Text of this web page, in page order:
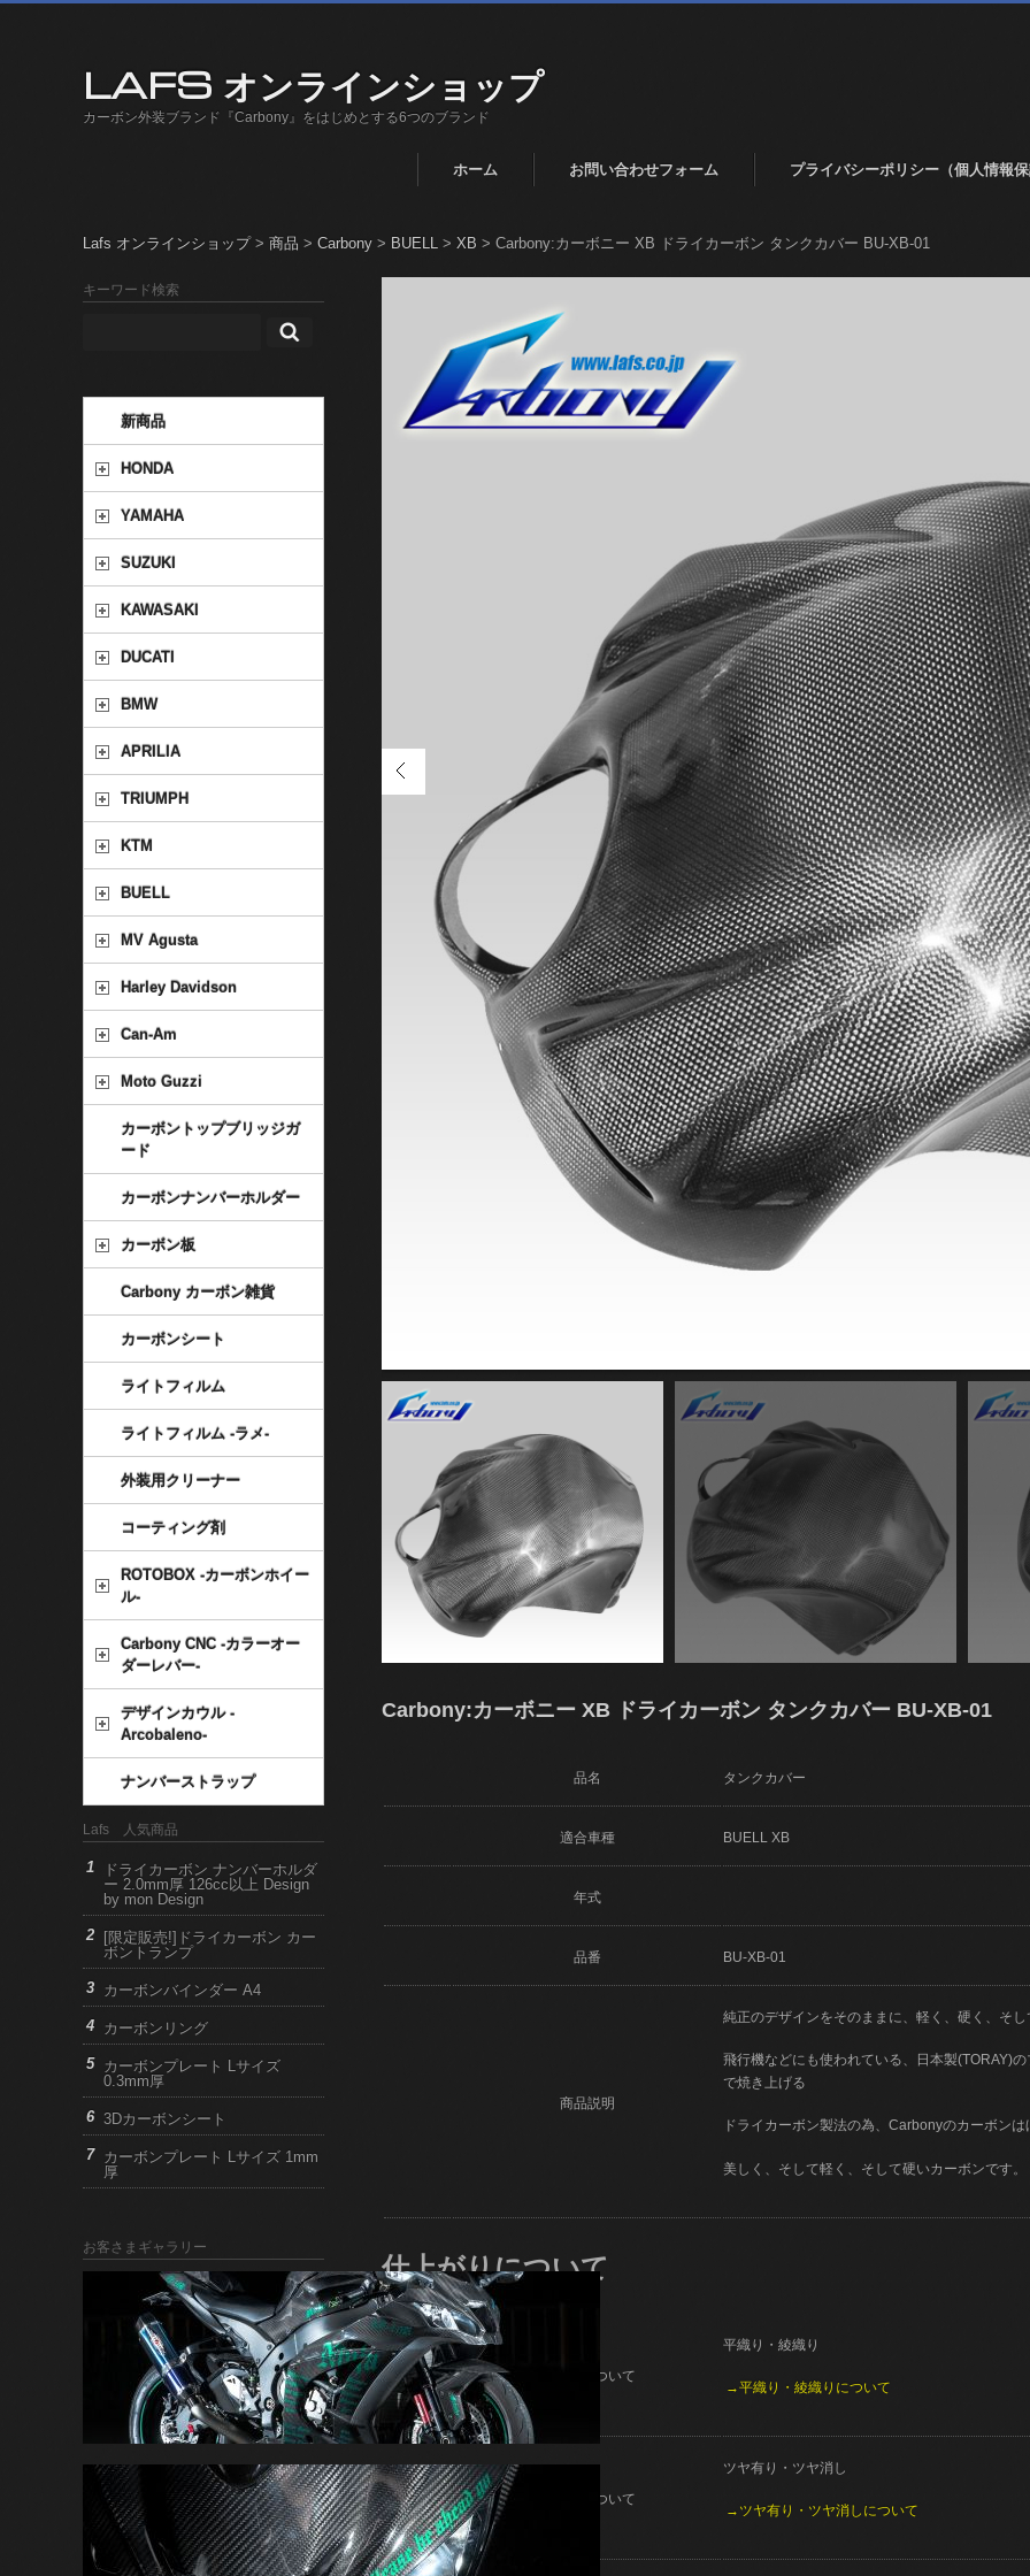
LAFS オンラインショップ
カーボン外装ブランド『Carbony』をはじめとする6つのブランド
ホーム お問い合わせフォーム プライバシーポリシー（個人情報
Lafs オンラインショップ> 商品 > Carbony > BUELL > XB > Carbony:カーボニー XB ドライカーボン タンクカバー BU-XB-01
Carbony:カーボニー XB ドライカーボン タンクカバー BU-XB-01
品名 タンクカバー
適合車種 BUELL XB
年式
品番 BU-XB-01
商品説明
純正のデザインをそのままに、軽く、硬く、そ
飛行機などにも使われている、日本製(TORAY)
で焼き上げる
ドライカーボン製法の為、Carbonyのカーボン
美しく、そして軽く、そして硬いカーボンです。
仕上がりについて
織り方について
平織り・綾織り
→平織り・綾織りについて
仕上げについて
ツヤ有り・ツヤ消し
→ツヤ有り・ツヤ消しについて
キーワード検索
新商品
HONDA
YAMAHA
SUZUKI
KAWASAKI
DUCATI
BMW
APRILIA
TRIUMPH
KTM
BUELL
MV Agusta
Harley Davidson
Can-Am
Moto Guzzi
カーボントップブリッジガ
ード
カーボンナンバーホルダー
カーボン板
Carbony カーボン雑貨
カーボンシート
ライトフィルム
ライトフィルム -ラメ-
外装用クリーナー
コーティング剤
ROTOBOX -カーボンホイー
ル-
Carbony CNC -カラーオー
ダーレバー-
デザインカウル -
Arcobaleno-
ナンバーストラップ
Lafs 人気商品
ドライカーボン ナンバーホルダ
ー 2.0mm厚 126cc以上 Design
by mon Design
[限定販売!]ドライカーボン カー
ボントランプ
カーボンバインダー A4
カーボンリング
カーボンプレート Lサイズ
0.3mm厚
3Dカーボンシート
カーボンプレート Lサイズ 1mm
厚
お客さまギャラリー